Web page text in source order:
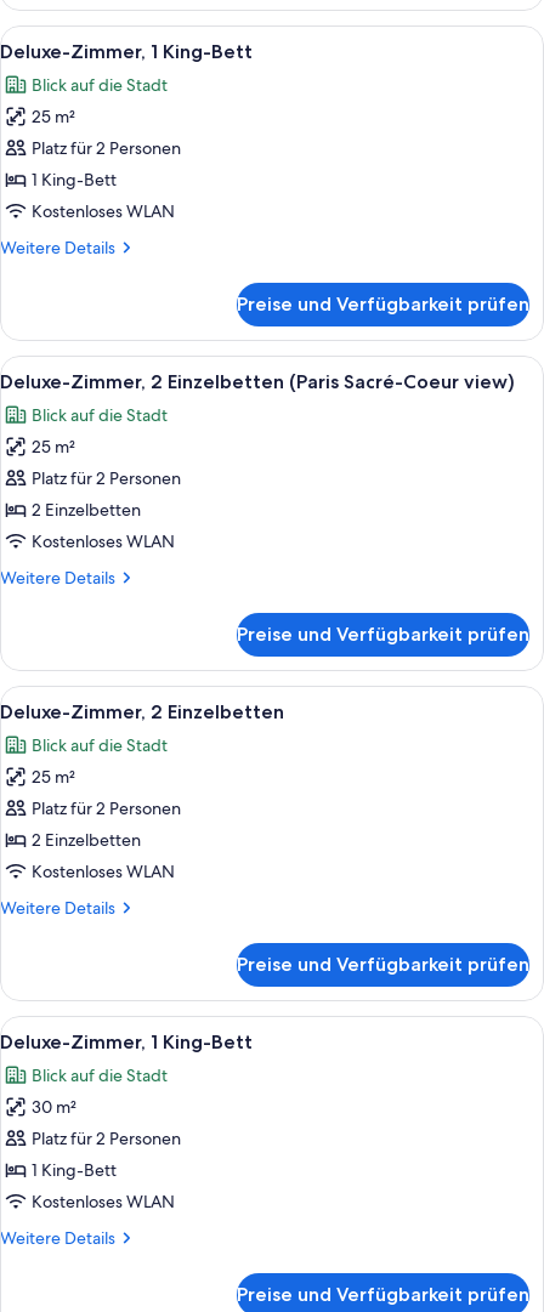
(Classic)
Alle
Fotos
für
Deluxe-
Zimmer,
1 King-
Bett
Bettwäsche aus ägyptischer
6
Deluxe-Zimmer, 1 King-Bett
Blick auf die Stadt
25 m²
Platz für 2 Personen
1 King-Bett
Kostenloses WLAN
Weitere Details
Weitere
Zimmer,
1 King-
Bett
Preise und Verfügbarkeit prüfen
Alle
Fotos
für
Deluxe-
Zimmer,
2 Einzelbetten
(Paris
Coeur
Ein Hotelzimmer mit einem Bett,
6
Deluxe-Zimmer, 2 Einzelbetten (Paris Sacré-Coeur view)
Blick auf die Stadt
25 m²
Platz für 2 Personen
2 Einzelbetten
Kostenloses WLAN
Weitere Details
Weitere
Zimmer,
2 Einzelbetten
(Paris
Coeur
view)
Preise und Verfügbarkeit prüfen
Alle
Fotos
für
Deluxe-
Zimmer,
2 Einzelbetten
anzeigen
Ein Hotelzimmer mit zwei Betten,
7
Deluxe-Zimmer, 2 Einzelbetten
Blick auf die Stadt
25 m²
Platz für 2 Personen
2 Einzelbetten
Kostenloses WLAN
Weitere Details
Weitere
Zimmer,
2 Einzelbetten
Preise und Verfügbarkeit prüfen
Alle
Fotos
für
Deluxe-
Zimmer,
1 King-
Bett
Ein Hotelzimmer mit einem großen
7
Deluxe-Zimmer, 1 King-Bett
Blick auf die Stadt
30 m²
Platz für 2 Personen
1 King-Bett
Kostenloses WLAN
Weitere Details
Weitere
Preise und Verfügbarkeit prüfen